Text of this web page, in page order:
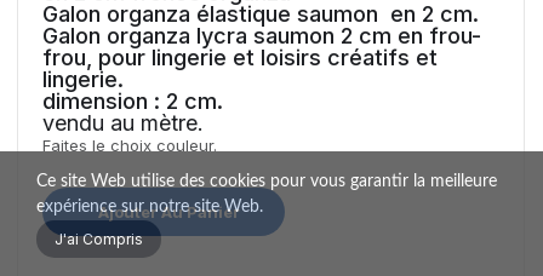
Galon organza élastique saumon en 2 cm.
Galon organza lycra saumon 2 cm en frou-
frou, pour lingerie et loisirs créatifs et
lingerie.
dimension : 2 cm.
vendu au mètre.
Faites le choix couleur.
Ajouter Au Panier
Ce site Web utilise des cookies pour vous garantir la meilleure
expérience sur notre site Web.
J'ai Compris